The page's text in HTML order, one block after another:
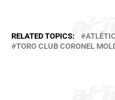
RELATED TOPICS:
TORO CLUB CORONEL